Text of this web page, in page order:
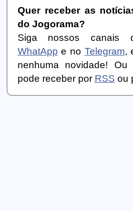
Quer receber as
do Jogorama?
Siga nossos canais
WhatApp e no Telegram,
nenhuma novidade!
pode receber por RSS ou